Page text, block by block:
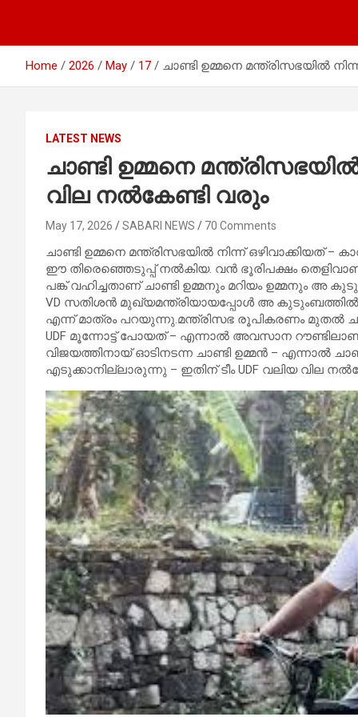
Home 2026 May 17 ചാണ്ടി ഉമ്മനെ മന്ത്രിസഭയിൽ
LATEST NEWS
ചാണ്ടി ഉമ്മനെ
വില നൽകേണ്ടി വരും
May 17, 2026 SABARI NEWS 70 Comments
ചാണ്ടി ഉമ്മനെ മന്ത്രിസഭയിൽ നിന്ന് ഒഴിവാക്കിയത്
ഈ തിരെഞ്ഞെടുപ്പ് നൽകിയ. വൻ ഭൂരിപക്ഷം തെളിവാണ്
പങ്ക് വഹിച്ചതാണ് ചാണ്ടി ഉമ്മനും മറിയം ഉമ്മനും അ
VD സതിശൻ മുഖ്യമന്ത്രിയായപ്പോൾ അ കുടുംബത്തിൽ
എന്ന് മാത്രം പറയുന്നു.മന്ത്രിസഭ രൂപികരണം മുതൽ
UDF മൂന്നോട്ട് പോയത് – എന്നാൽ അവസാന
വിജയത്തിനായ് ഓടിനടന്ന ചാണ്ടി ഉമ്മൻ – എന്നാൽ
എടുക്കാനില്ലാരുന്നു – ഇതിന് ടീം UDF വലിയ വില